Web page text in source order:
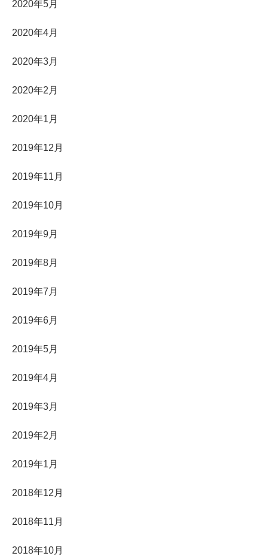
2020年5月
2020年4月
2020年3月
2020年2月
2020年1月
2019年12月
2019年11月
2019年10月
2019年9月
2019年8月
2019年7月
2019年6月
2019年5月
2019年4月
2019年3月
2019年2月
2019年1月
2018年12月
2018年11月
2018年10月